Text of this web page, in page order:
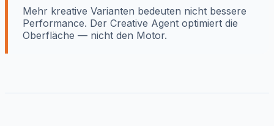
Mehr kreative Varianten bedeuten nicht bessere
Performance. Der Creative Agent optimiert die
Oberfläche — nicht den Motor.